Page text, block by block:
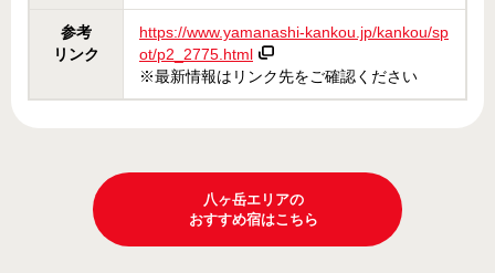
参考
リンク
https://www.yamanashi-kankou.jp/kankou/sp
ot/p2_2775.html
※最新情報はリンク先をご確認ください
八ヶ岳エリアの
おすすめ宿はこちら